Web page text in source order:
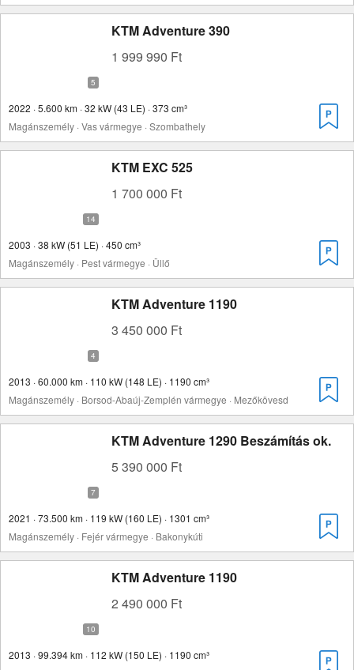
KTM Adventure 390
1 999 990 Ft
2022 · 5.600 km · 32 kW (43 LE) · 373 cm³
Magánszemély · Vas vármegye · Szombathely
KTM EXC 525
1 700 000 Ft
2003 · 38 kW (51 LE) · 450 cm³
Magánszemély · Pest vármegye · Üllő
KTM Adventure 1190
3 450 000 Ft
2013 · 60.000 km · 110 kW (148 LE) · 1190 cm³
Magánszemély · Borsod-Abaúj-Zemplén vármegye · Mezőkövesd
KTM Adventure 1290 Beszámítás ok.
5 390 000 Ft
2021 · 73.500 km · 119 kW (160 LE) · 1301 cm³
Magánszemély · Fejér vármegye · Bakonykúti
KTM Adventure 1190
2 490 000 Ft
2013 · 99.394 km · 112 kW (150 LE) · 1190 cm³